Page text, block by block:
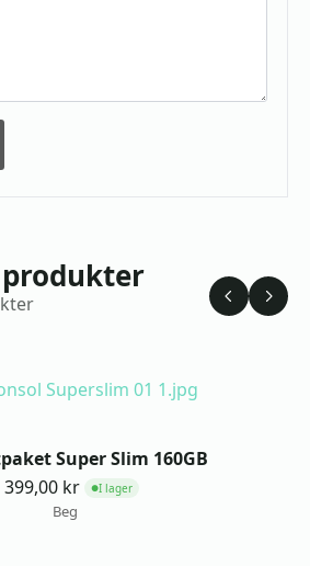
Super Slim 160GB
399,00 kr ●I lager
Beg